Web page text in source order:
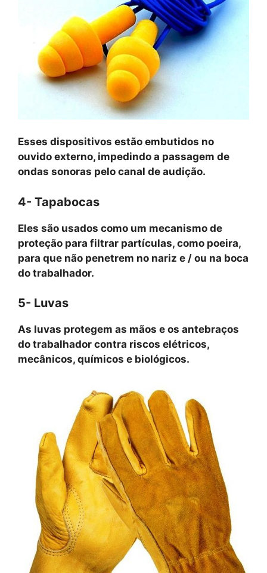
Esses dispositivos estão embutidos no
ouvido externo, impedindo a passagem de
ondas sonoras pelo canal de audição.
4- Tapabocas
Eles são usados ​​como um mecanismo de
proteção para filtrar partículas, como poeira,
para que não penetrem no nariz e / ou na boca
do trabalhador.
5- Luvas
As luvas protegem as mãos e os antebraços
do trabalhador contra riscos elétricos,
mecânicos, químicos e biológicos.